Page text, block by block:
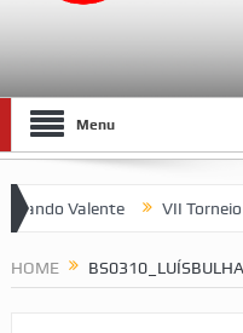
Menu
Valente VII Torneio
HOME BS0310_LUÍSBULHA